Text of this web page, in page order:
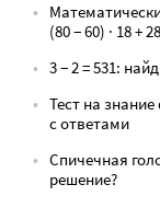
(80 − 60) · 18 +
3 − 2 = 531:
Тест на
с ответами
Спичечная
решение?